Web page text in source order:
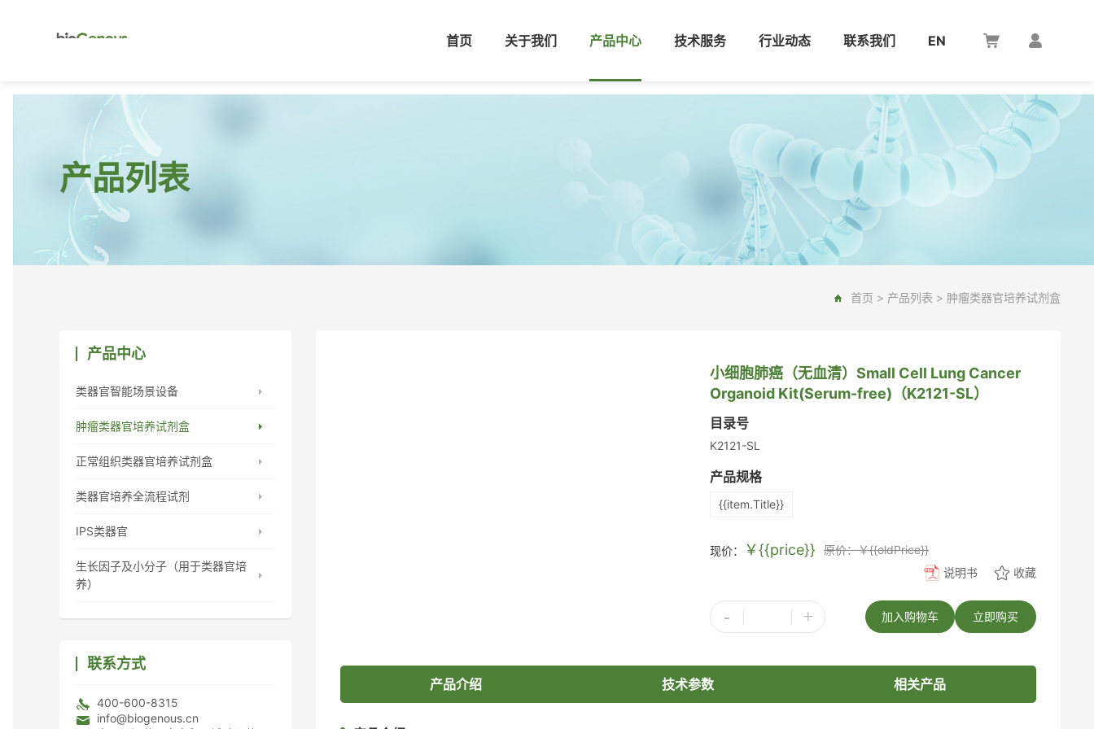
首页 关于我们 产品中心 技术服务 行业动态 联系我们 EN
产品列表
首页 > 产品列表 > 肿瘤类器官培养试剂盒
产品中心
类器官智能场景设备
肿瘤类器官培养试剂盒
正常组织类器官培养试剂盒
类器官培养全流程试剂
IPS类器官
生长因子及小分子（用于类器官培
养）
联系方式
400-600-8315
info@biogenous.cn
小细胞肺癌（无血清）Small Cell Lung Cancer
Organoid Kit(Serum-free)（K2121-SL）
目录号
K2121-SL
产品规格
{{item.Title}}
现价： ￥{{price}}
原价：￥{{oldPrice}}
说明书
收藏
- + 立即购买
加入购物车
产品介绍 技术参数 相关产品